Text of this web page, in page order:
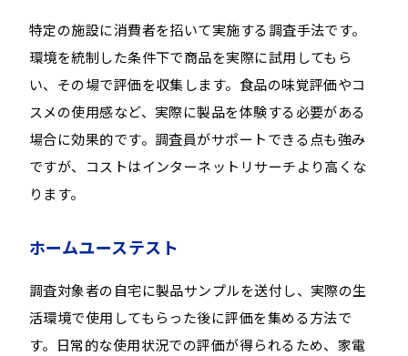
特定の施設に消費者を招いて実施する調査手法です。
環境を統制した条件下で商品を実際に試用してもら
い、その場で評価を収集します。食品の味覚評価やコ
スメの使用感など、実際に製品を体験する必要がある
場合に効果的です。調査員がサポートできる点も強み
ですが、コストはインターネットリサーチより高くな
ります。
ホームユーステスト
調査対象者の自宅に製品サンプルを送付し、実際の生
活環境で使用してもらった後に評価を集める方法で
す。日常的な使用状況での評価が得られるため、家電